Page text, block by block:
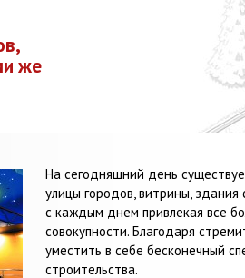
же
На сегодняшний день
улицы городов, витрины,
с каждым днем привлекая все
совокупности. Благодаря
уместить в себе бесконечный
строительства.